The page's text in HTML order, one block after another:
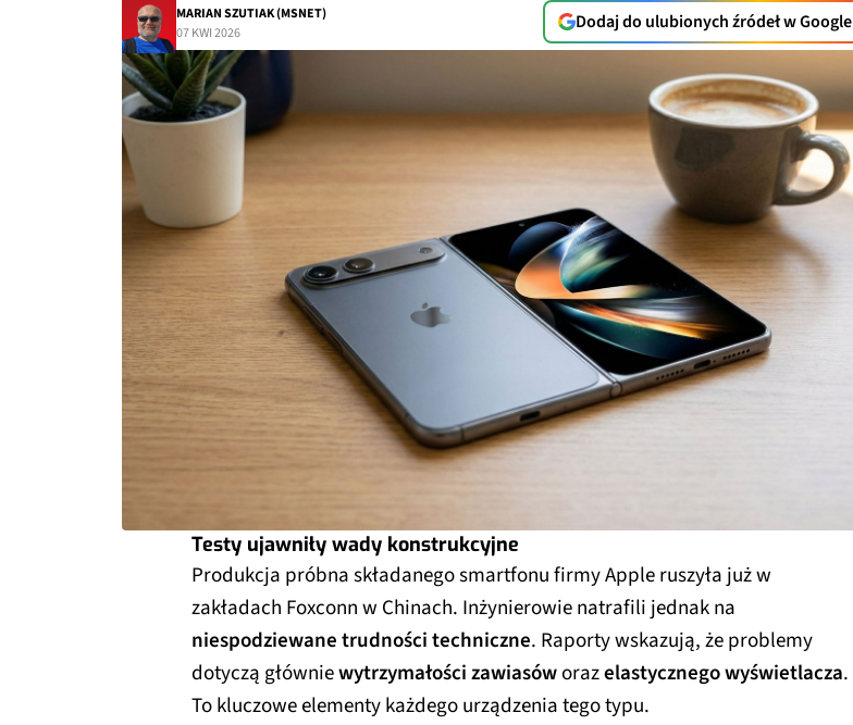
MARIAN SZUTIAK (MSNET)
07 KWI 2026
Dodaj do ulubionych źródeł w Google
Testy ujawniły wady konstrukcyjne
Produkcja próbna składanego smartfonu firmy Apple ruszyła już w
zakładach Foxconn w Chinach. Inżynierowie natrafili jednak na
niespodziewane trudności techniczne. Raporty wskazują, że problemy
dotyczą główniewytrzymałości zawiasóworazelastycznego wyświetlacza.
To kluczowe elementy każdego urządzenia tego typu.